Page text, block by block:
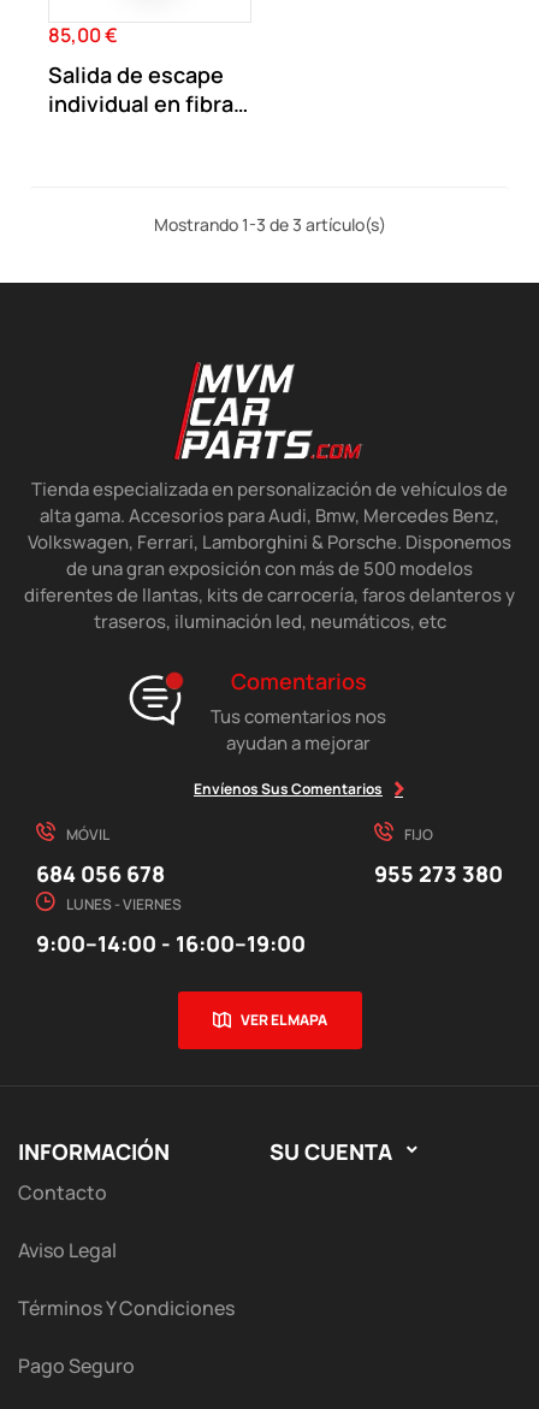
Precio
85,00 €
Salida de escape
individual en fibra
Mostrando 1-3 de 3 artículo(s)
Tienda especializada en personalización de vehículos de
alta gama. Accesorios para Audi, Bmw, Mercedes Benz,
Volkswagen, Ferrari, Lamborghini & Porsche. Disponemos
de una gran exposición con más de 500 modelos
diferentes de llantas, kits de carrocería, faros delanteros y
traseros, iluminación led, neumáticos, etc
Comentarios
Tus comentarios nos
ayudan a mejorar
Envíenos Sus Comentarios
MÓVIL
684 056 678
FIJO
955 273 380
LUNES - VIERNES
9:00–14:00 - 16:00–19:00
VER EL MAPA
INFORMACIÓN
Contacto
Aviso Legal
Términos Y Condiciones
Pago Seguro
SU CUENTA 